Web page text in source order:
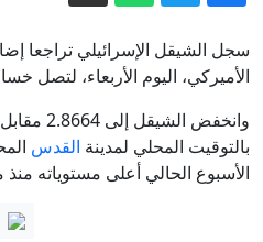
مواعيد صرف
وكالة
مجتبى
الأميركي، اليوم الأربعاء، لتصل خسارته إلى 1.8%
بالتوقيت المحلي لمدينة القدس
الأسبوع الحالي أعلى مستوياته منذ ما